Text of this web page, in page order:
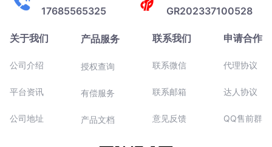
17685565325 GR202337100528
关于我们
公司介绍
平台资讯
公司地址
产品服务
授权查询
有偿服务
产品文档
联系我们
联系微信
联系邮箱
意见反馈
申请合作
代理协议
达人协议
QQ售前群